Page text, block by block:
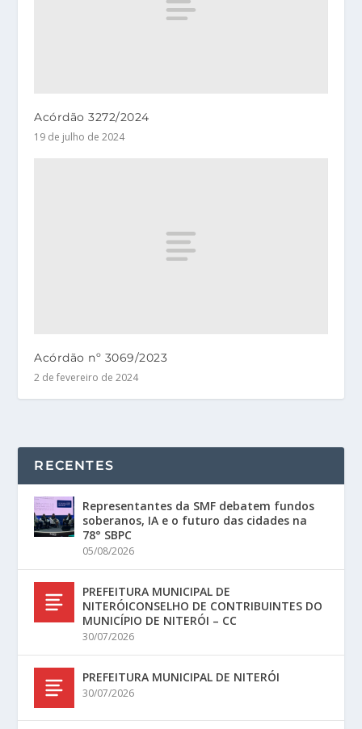
Acórdão 3272/2024
19 de julho de 2024
Acórdão nº 3069/2023
2 de fevereiro de 2024
RECENTES
Representantes da SMF debatem fundos
soberanos, IA e o futuro das cidades na
78° SBPC
05/08/2026
PREFEITURA MUNICIPAL DE
NITERÓICONSELHO DE CONTRIBUINTES DO
MUNICÍPIO DE NITERÓI – CC
30/07/2026
PREFEITURA MUNICIPAL DE NITERÓI
30/07/2026